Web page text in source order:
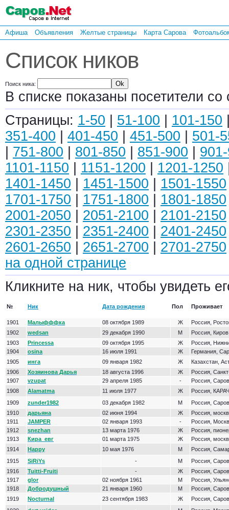
Афиша Объявления Желтые страницы Карта Сарова
Список ников
Поиск ника:
В списке показаны посетители
Страницы: 1-50 51-100 101-150
351-400
401-450 451-500
501-
751-800 801-850 851-900
1101-1150
1151-1200 1201-1250
1401-1450
1451-1500 1501-1550
1701-1750
1751-1800 1801-1850
2001-2050
2051-2100 2101-2150
2301-2350
2351-2400 2401-2450
2601-2650
2651-2700 2701-2750
на одной странице
Кликните на ник, чтобы увидеть
№ Ник Дата рождения Пол Проживает
1901 Малыфффка 08 октября 1989 Ж
Россия,
1902
wedsan 29 декабря 1990 М
Россия, Киров
1903
Princessa 09 октября 1995 Ж
Россия,
1904
osina 16 июля 1991 Ж
Германия,
1905
инга 09 января 1982 Ж
Казахстан,
1906
Хозяинова Дарья 18 августа 1996 Ж
Россия,
1907
vzupat 29 апреля 1985 -
Россия, Саров
1908
Alamatma 11 июля 1977 Ж
Россия,
1909
zunder1982 03 декабря 1982 М
Россия, Саров
1910
дарьяна 02 июня 1994 Ж
Россия,
1911
JAMPER 02 января 1993 -
Россия,
1912
snezhan 13 марта 1976 Ж
Россия,
1913
Кира_евг 01 марта 1975 Ж
Россия,
1914
Happy 10 мая 1976 М
Россия,
1915
SiRiYs - М
Россия, Саров
1916
Tuitti-Fruiti - Ж
Россия, Саров
1917
glor 02 ноября 1961 М
Россия,
1918
Добродушный 21 января 1960 М
Россия, Саров
1919
Nocturnal 23 сентября 1983 Ж
Россия, Саров